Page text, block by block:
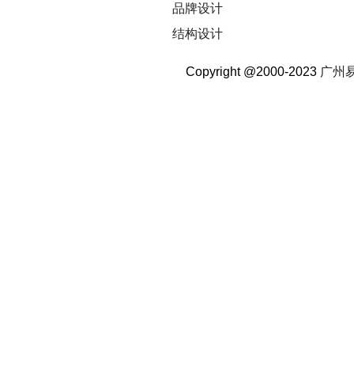
品牌设计
结构设计
Copyright @2000-2023 广州